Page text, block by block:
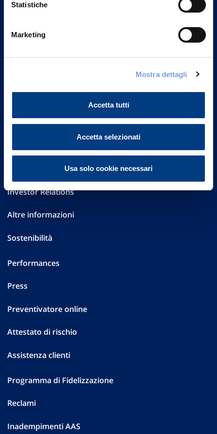
Statistiche
Marketing
Mostra dettagli
Accetta tutti
Accetta selezionati
Usa solo cookie necessari
Part. IVA 01329510158
Investor Relations
Altre informazioni
Sostenibilità
Performances
Press
Preventivatore online
Attestato di rischio
Assistenza clienti
Programma di Fidelizzazione
Reclami
Inadempimenti AAS